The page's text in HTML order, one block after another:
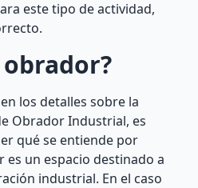
este tipo de actividad,
los detalles sobre la
Obrador Industrial, es
qué se entiende por
un espacio destinado a
industrial. En el caso